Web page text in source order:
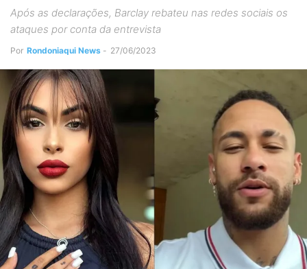
Após as declarações, Barclay rebateu nas redes sociais os
ataques por conta da entrevista
Por Rondoniaqui News - 27/06/2023